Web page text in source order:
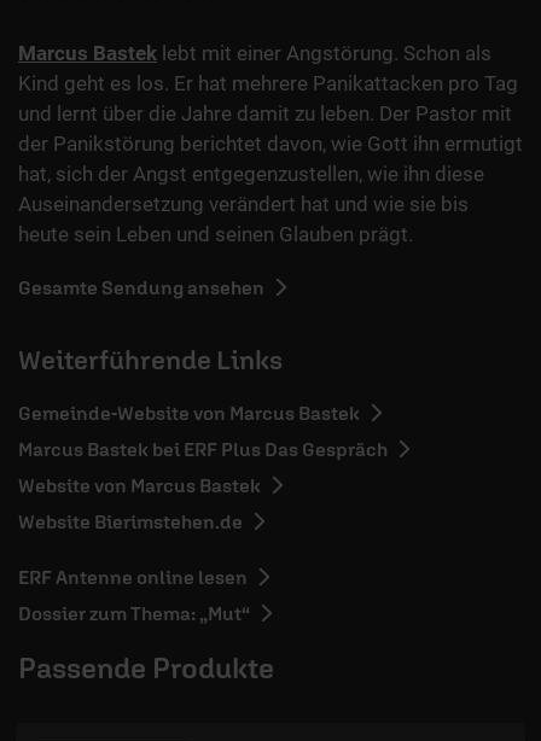
Marcus Bastek lebt mit einer Angstörung. Schon als
Kind geht es los. Er hat mehrere Panikattacken pro Tag
und lernt über die Jahre damit zu leben. Der Pastor mit
der Panikstörung berichtet davon, wie Gott ihn ermutigt
hat, sich der Angst entgegenzustellen, wie ihn diese
Auseinandersetzung verändert hat und wie sie bis
heute sein Leben und seinen Glauben prägt.
Gesamte Sendung ansehen
Weiterführende Links
Gemeinde-Website von Marcus Bastek
Marcus Bastek bei ERF Plus Das Gespräch
Website von Marcus Bastek
Website Bierimstehen.de
ERF Antenne online lesen
Dossier zum Thema: „Mut“
Passende Produkte